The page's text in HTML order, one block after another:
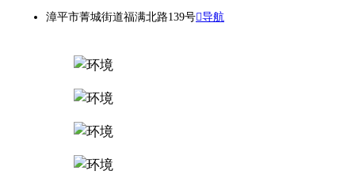
漳平市菁城街道福满北路139号导航